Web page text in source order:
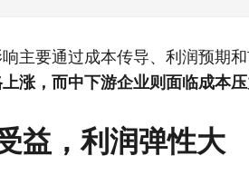
主要通过成本传导、利润预期
涨，而中下游企业则面临成本
益，利润弹性大